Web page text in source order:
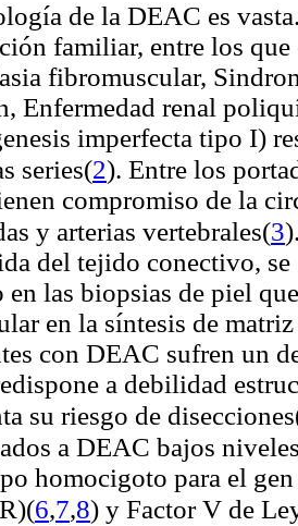
de la DEAC es
familiar, entre los
fibromuscular,
Enfermedad renal
imperfecta tipo I)
series(2). Entre los
compromiso de la
y arterias vertebrales(3)
del tejido conectivo,
en las biopsias de piel
en la síntesis de
con DEAC sufren un
a debilidad
su riesgo de disecciones
a DEAC bajos
homocigoto para el
(6,7,8) y Factor V de